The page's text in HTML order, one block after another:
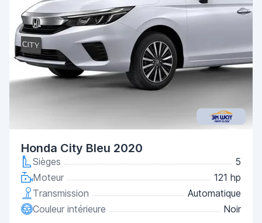
Honda City Bleu 2020
Sièges
5
Moteur
121 hp
Transmission
Automatique
Couleur intérieure
Noir